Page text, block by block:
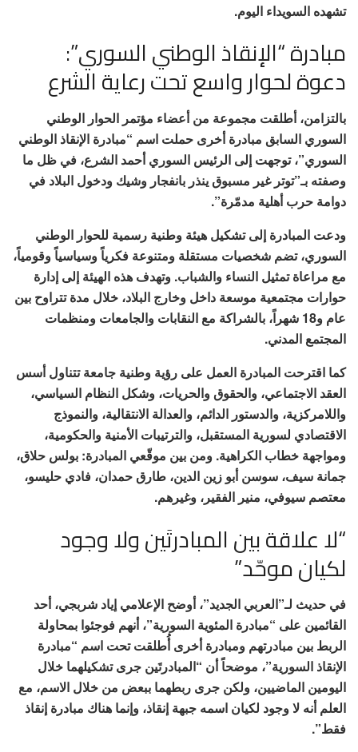
تشهده السويداء اليوم.
مبادرة “الإنقاذ الوطني السوري”:
دعوة لحوار واسع تحت رعاية الشرع
بالتزامن، أطلقت مجموعة من أعضاء مؤتمر الحوار الوطني
السوري السابق مبادرة أخرى حملت اسم “مبادرة الإنقاذ الوطني
السوري”، توجهت إلى الرئيس السوري أحمد الشرع، في ظل ما
وصفته بـ”توتر غير مسبوق ينذر بانفجار وشيك ودخول البلاد في
دوامة حرب أهلية مدمّرة”.
ودعت المبادرة إلى تشكيل هيئة وطنية رسمية للحوار الوطني
السوري، تضم شخصيات مستقلة ومتنوعة فكرياً وسياسياً وقومياً،
مع مراعاة تمثيل النساء والشباب. وتهدف هذه الهيئة إلى إدارة
حوارات مجتمعية موسعة داخل وخارج البلاد، خلال مدة تتراوح بين
عام و18 شهراً، بالشراكة مع النقابات والجامعات ومنظمات
المجتمع المدني.
كما اقترحت المبادرة العمل على رؤية وطنية جامعة تتناول أسس
العقد الاجتماعي، والحقوق والحريات، وشكل النظام السياسي،
واللامركزية، والدستور الدائم، والعدالة الانتقالية، والنموذج
الاقتصادي لسورية المستقبل، والترتيبات الأمنية والحكومية،
ومواجهة خطاب الكراهية. ومن بين موقّعي المبادرة: بولس حلاق،
جمانة سيف، سوسن أبو زين الدين، طارق حمدان، فادي حليسو،
معتصم سيوفي، منير الفقير، وغيرهم.
“لا علاقة بين المبادرتَين ولا وجود
لكيان موحّد”
في حديث لـ”العربي الجديد”، أوضح الإعلامي إياد شربجي، أحد
القائمين على “مبادرة المئوية السورية”، أنهم فوجئوا بمحاولة
الربط بين مبادرتهم ومبادرة أخرى أُطلقت تحت اسم “مبادرة
الإنقاذ السورية”، موضحاً أن “المبادرتَين جرى تشكيلهما خلال
اليومين الماضيين، ولكن جرى ربطهما ببعض من خلال الاسم، مع
العلم أنه لا وجود لكيان اسمه جبهة إنقاذ، وإنما هناك مبادرة إنقاذ
فقط”.